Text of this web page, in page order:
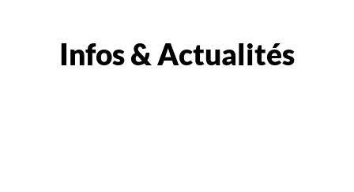
Infos & Actualités